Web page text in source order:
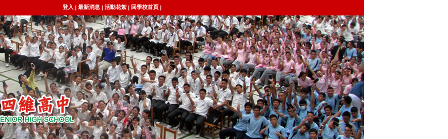
登入 | 最新消息 | 活動花絮 | 回學校首頁 |